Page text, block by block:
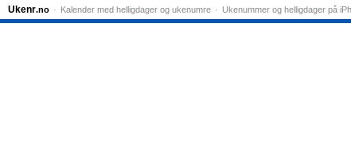
Ukenr.no Kalender med helligdager og ukenumre Ukenummer og helligdager på